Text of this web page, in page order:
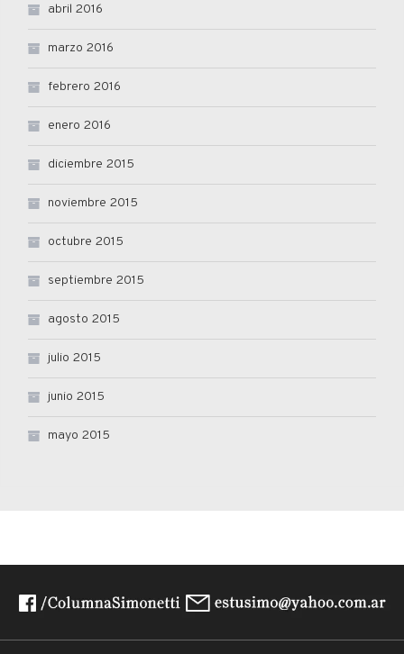
abril 2016
marzo 2016
febrero 2016
enero 2016
diciembre 2015
noviembre 2015
octubre 2015
septiembre 2015
agosto 2015
julio 2015
junio 2015
mayo 2015